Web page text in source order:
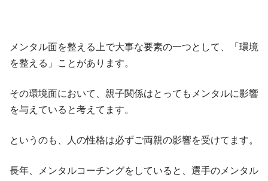
メンタル面を整える上で大事な要素の一つとして、「環境
を整える」ことがあります。
その環境面において、親子関係はとってもメンタルに影響
を与えていると考えてます。
というのも、人の性格は必ずご両親の影響を受けてます。
長年、メンタルコーチングをしていると、選手のメンタル